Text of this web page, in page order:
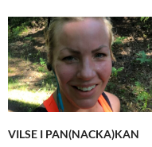
VILSE I PAN(NACKA)KAN